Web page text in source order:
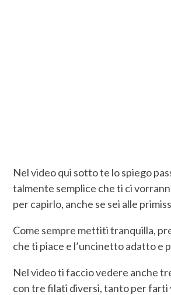
Nel video qui sotto te lo spiego
talmente semplice che ti ci
per capirlo, anche se sei alle
Come sempre mettiti tranquilla,
che ti piace e l’uncinetto adatto e
Nel video ti faccio vedere anche
con tre filati diversi, tanto per farti